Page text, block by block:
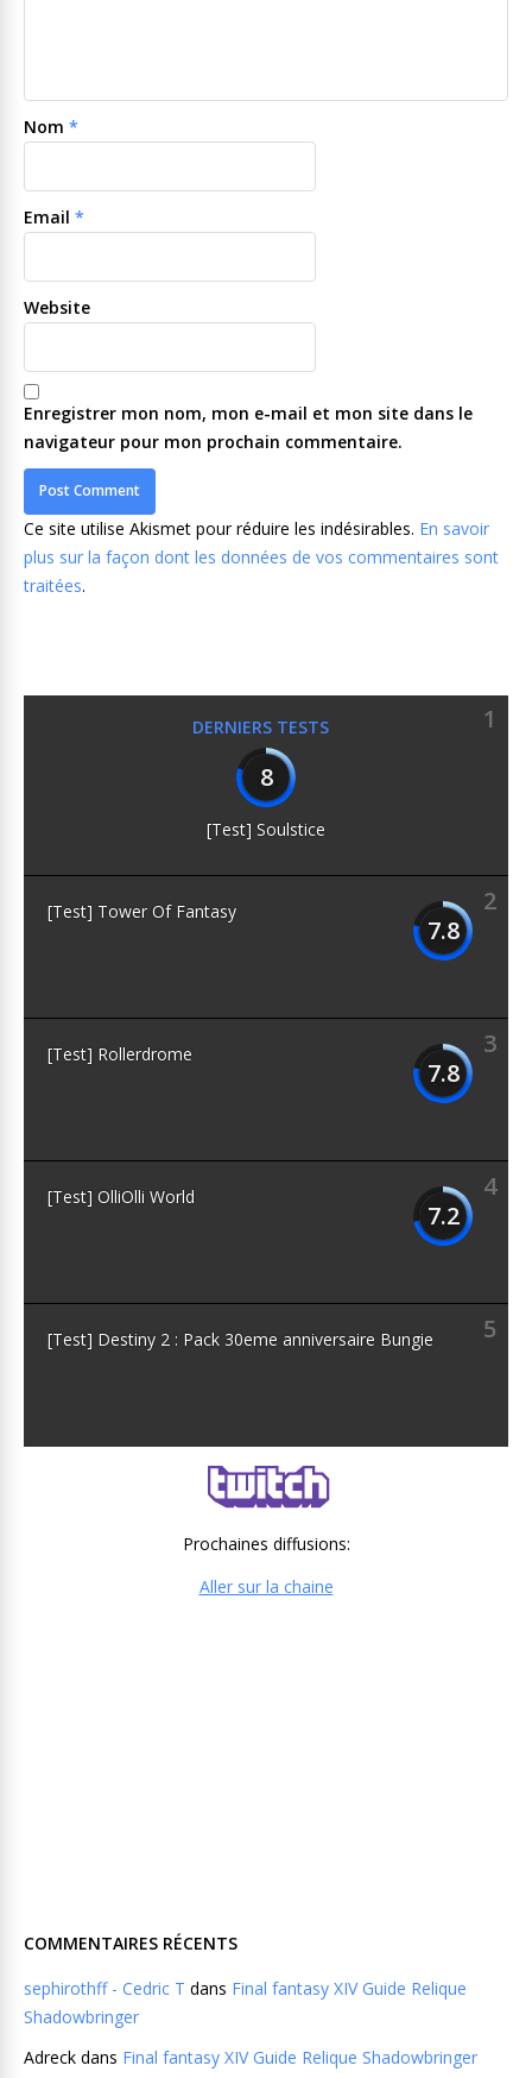
Nom *
Email *
Website
Enregistrer mon nom, mon e-mail et mon site dans le
navigateur pour mon prochain commentaire.
Ce site utilise Akismet pour réduire les indésirables. En savoir
plus sur la façon dont les données de vos commentaires sont
traitées.
DERNIERS TESTS
1
8
[Test] Soulstice
2
7.8
[Test] Tower Of Fantasy
3
7.8
[Test] Rollerdrome
4
7.2
[Test] OlliOlli World
5
[Test] Destiny 2 : Pack 30eme anniversaire Bungie
Prochaines diffusions:
Aller sur la chaine
COMMENTAIRES RÉCENTS
sephirothff - Cedric T dans Final fantasy XIV Guide Relique
Shadowbringer
Adreck dans Final fantasy XIV Guide Relique Shadowbringer